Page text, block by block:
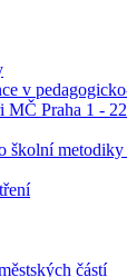
v
MČ Praha 1 - 22
školní metodiky
částí